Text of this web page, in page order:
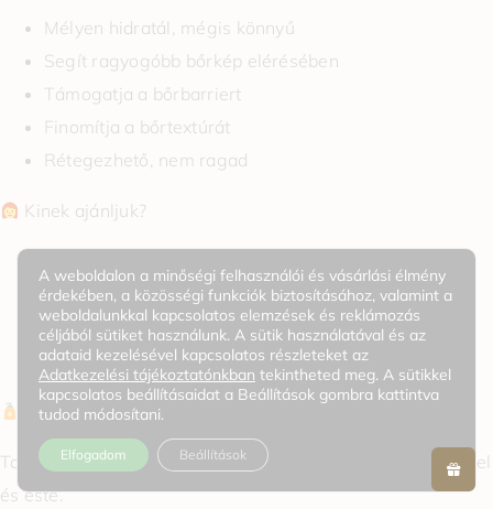
Mélyen hidratál, mégis könnyű
Segít ragyogóbb bőrkép elérésében
Támogatja a bőrbarriert
Finomítja a bőrtextúrát
Rétegezhető, nem ragad
Kinek ajánljuk?
Vízhiányos bőrre
Fakó, fáradt bőrre
Glass skin rutin kedvelőinek
Használat
Toner után, szérum helyett vagy előtt is használható, reggel
és este.
A weboldalon a minőségi felhasználói és vásárlási élmény
érdekében, a közösségi funkciók biztosításához, valamint a
weboldalunkkal kapcsolatos elemzések és reklámozás
céljából sütiket használunk. A sütik használatával és az
adataid kezelésével kapcsolatos részleteket az
Adatkezelési tájékoztatónkban tekintheted meg. A sütikkel
kapcsolatos beállításaidat a Beállítások gombra kattintva
tudod módosítani.
Elfogadom Beállítások